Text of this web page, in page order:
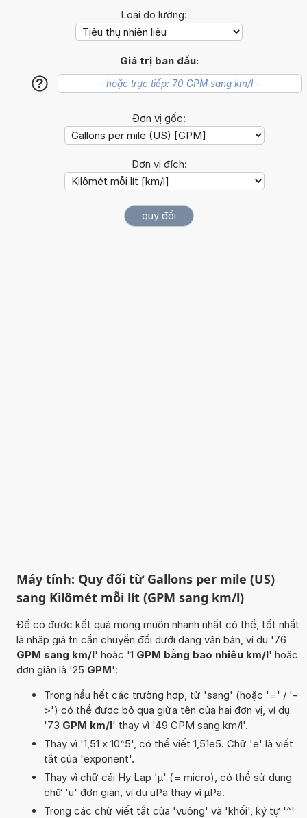
Loại đo lường:
Giá trị ban đầu:
?
Đơn vị gốc:
Đơn vị đích:
Máy tính: Quy đổi từ Gallons per mile (US)
sang Kilômét mỗi lít (GPM sang km/l)
Để có được kết quả mong muốn nhanh nhất có thể, tốt nhất
là nhập giá trị cần chuyển đổi dưới dạng văn bản, ví dụ '76
GPM sang km/l' hoặc '1 GPM bằng bao nhiêu km/l' hoặc
đơn giản là '25 GPM':
Trong hầu hết các trường hợp, từ 'sang' (hoặc '=' / '-
>') có thể được bỏ qua giữa tên của hai đơn vị, ví dụ
'73 GPM km/l' thay vì '49 GPM sang km/l'.
Thay vì '1,51 x 10^5', có thể viết 1,51e5. Chữ 'e' là viết
tắt của 'exponent'.
Thay vì chữ cái Hy Lạp 'µ' (= micro), có thể sử dụng
chữ 'u' đơn giản, ví dụ uPa thay vì µPa.
Trong các chữ viết tắt của 'vuông' và 'khối', ký tự '^'